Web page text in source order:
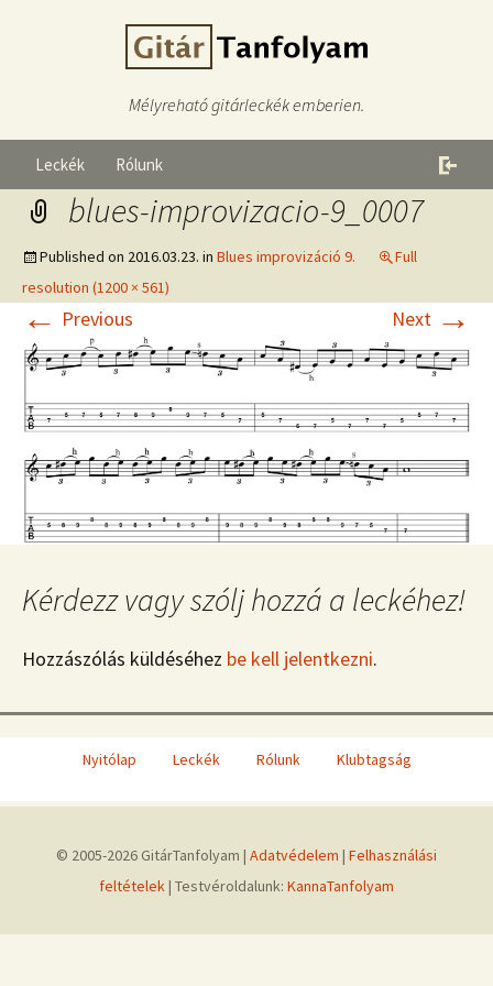
Mélyreható gitárleckék emberien.
Leckék Rólunk
blues-improvizacio-9_0007
Published on 2016.03.23. in Blues improvizáció 9.
Full
resolution (1200 × 561)
← Previous Next →
Kérdezz vagy szólj hozzá a leckéhez!
Hozzászólás küldéséhez be kell jelentkezni.
Nyitólap Leckék Rólunk Klubtagság
© 2005-2026 GitárTanfolyam | Adatvédelem | Felhasználási
feltételek| Testvéroldalunk: KannaTanfolyam